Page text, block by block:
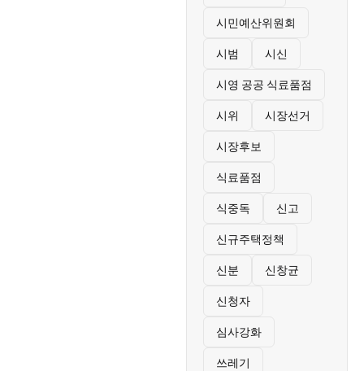
시민예산위원회
시범 시신
시영 공공 식료품점
시위 시장선거
시장후보
식료품점
식중독 신고
신규주택정책
신분 신창균
신청자
심사강화
쓰레기